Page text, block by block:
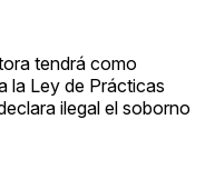
tendrá como
la Ley de Prácticas
ilegal el soborno